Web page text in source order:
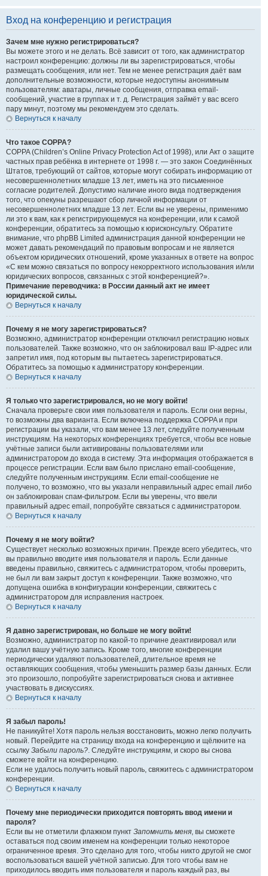
Вход на конференцию и регистрация
Зачем мне нужно регистрироваться?
Вы можете этого и не делать. Всё зависит от того, как администратор
настроил конференцию: должны ли вы зарегистрироваться, чтобы
размещать сообщения, или нет. Тем не менее регистрация даёт вам
дополнительные возможности, которые недоступны анонимным
пользователям: аватары, личные сообщения, отправка email-
сообщений, участие в группах и т. д. Регистрация займёт у вас всего
пару минут, поэтому мы рекомендуем это сделать.
Вернуться к началу
Что такое COPPA?
COPPA (Children’s Online Privacy Protection Act of 1998), или Акт о защите
частных прав ребёнка в интернете от 1998 г. — это закон Соединённых
Штатов, требующий от сайтов, которые могут собирать информацию от
несовершеннолетних младше 13 лет, иметь на это письменное
согласие родителей. Допустимо наличие иного вида подтверждения
того, что опекуны разрешают сбор личной информации от
несовершеннолетних младше 13 лет. Если вы не уверены, применимо
ли это к вам, как к регистрирующемуся на конференции, или к самой
конференции, обратитесь за помощью к юрисконсульту. Обратите
внимание, что phpBB Limited администрация данной конференции не
может давать рекомендаций по правовым вопросам и не является
объектом юридических отношений, кроме указанных в ответе на вопрос
«С кем можно связаться по вопросу некорректного использования и/или
юридических вопросов, связанных с этой конференцией?».
Примечание переводчика: в России данный акт не имеет
юридической силы.
Вернуться к началу
Почему я не могу зарегистрироваться?
Возможно, администратор конференции отключил регистрацию новых
пользователей. Также возможно, что он заблокировал ваш IP-адрес или
запретил имя, под которым вы пытаетесь зарегистрироваться.
Обратитесь за помощью к администратору конференции.
Вернуться к началу
Я только что зарегистрировался, но не могу войти!
Сначала проверьте свои имя пользователя и пароль. Если они верны,
то возможны два варианта. Если включена поддержка COPPA и при
регистрации вы указали, что вам менее 13 лет, следуйте полученным
инструкциям. На некоторых конференциях требуется, чтобы все новые
учётные записи были активированы пользователями или
администратором до входа в систему. Эта информация отображается в
процессе регистрации. Если вам было прислано email-сообщение,
следуйте полученным инструкциям. Если email-сообщение не
получено, то возможно, что вы указали неправильный адрес email либо
он заблокирован спам-фильтром. Если вы уверены, что ввели
правильный адрес email, попробуйте связаться с администратором.
Вернуться к началу
Почему я не могу войти?
Существует несколько возможных причин. Прежде всего убедитесь, что
вы правильно вводите имя пользователя и пароль. Если данные
введены правильно, свяжитесь с администратором, чтобы проверить,
не был ли вам закрыт доступ к конференции. Также возможно, что
допущена ошибка в конфигурации конференции, свяжитесь с
администратором для исправления настроек.
Вернуться к началу
Я давно зарегистрирован, но больше не могу войти!
Возможно, администратор по какой-то причине деактивировал или
удалил вашу учётную запись. Кроме того, многие конференции
периодически удаляют пользователей, длительное время не
оставляющих сообщения, чтобы уменьшить размер базы данных. Если
это произошло, попробуйте зарегистрироваться снова и активнее
участвовать в дискуссиях.
Вернуться к началу
Я забыл пароль!
Не паникуйте! Хотя пароль нельзя восстановить, можно легко получить
новый. Перейдите на страницу входа на конференцию и щёлкните на
ссылку Забыли пароль?. Следуйте инструкциям, и скоро вы снова
сможете войти на конференцию.
Если не удалось получить новый пароль, свяжитесь с администратором
конференции.
Вернуться к началу
Почему мне периодически приходится повторять ввод имени и
пароля?
Если вы не отметили флажком пункт Запомнить меня, вы сможете
оставаться под своим именем на конференции только некоторое
ограниченное время. Это сделано для того, чтобы никто другой не смог
воспользоваться вашей учётной записью. Для того чтобы вам не
приходилось вводить имя пользователя и пароль каждый раз, вы